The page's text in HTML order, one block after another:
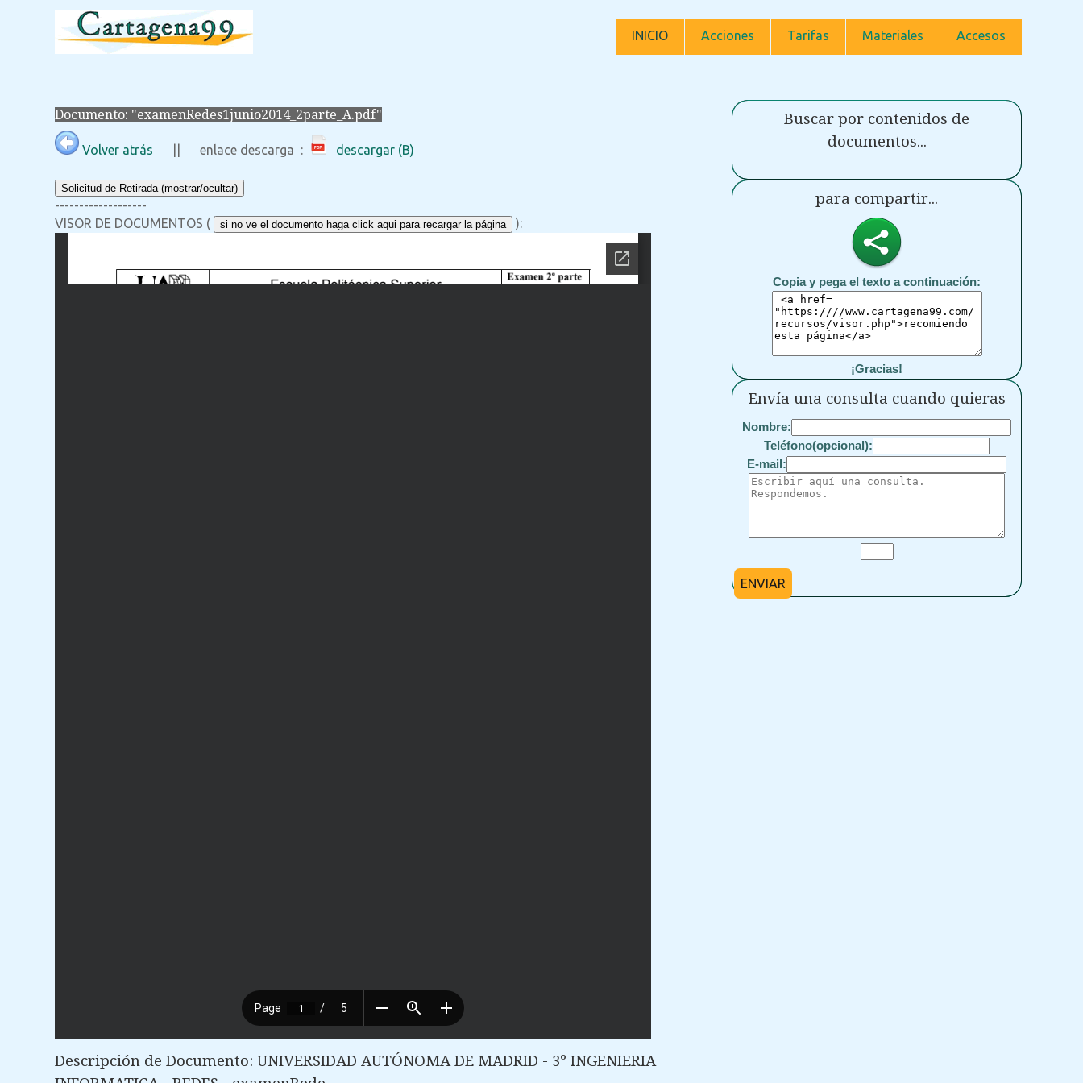
INICIO Acciones Tarifas Materiales Accesos
Documento: "examenRedes1junio2014_2parte_A.pdf"
Volver atrás || enlace descarga : descargar (B)
Solicitud de Retirada (mostrar/ocultar)
-------------------
VISOR DE DOCUMENTOS (
si no ve el documento haga click aqui para recargar la página ):
Descripción de Documento: UNIVERSIDAD AUTÓNOMA DE MADRID - 3º INGENIERIA
Buscar por contenidos de
documentos...
para compartir...
Copia y pega el texto a continuación:
¡Gracias!
Envía una consulta cuando quieras
Nombre:
Teléfono(opcional):
E-mail:
ENVIAR